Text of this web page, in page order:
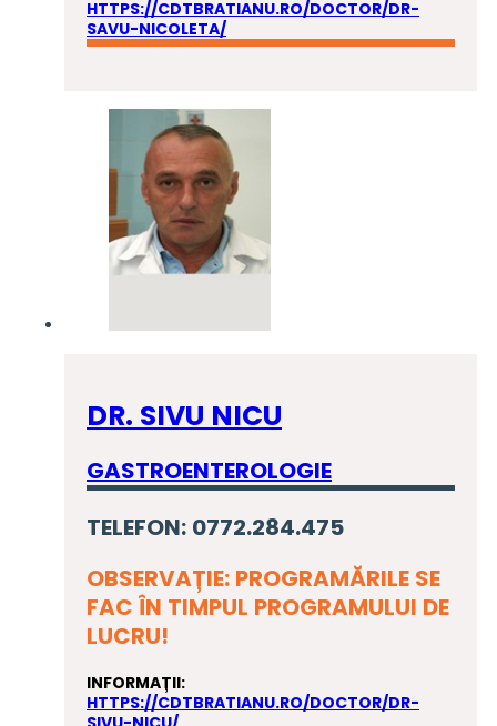
HTTPS://CDTBRATIANU.RO/DOCTOR/DR-
SAVU-NICOLETA/
DR. SIVU NICU
GASTROENTEROLOGIE
TELEFON: 0772.284.475
OBSERVAȚIE: PROGRAMĂRILE SE
FAC ÎN TIMPUL PROGRAMULUI DE
LUCRU!
INFORMAȚII:
HTTPS://CDTBRATIANU.RO/DOCTOR/DR-